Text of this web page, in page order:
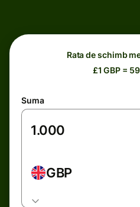
Rata de schimb
£1 GBP =
Suma
GBP